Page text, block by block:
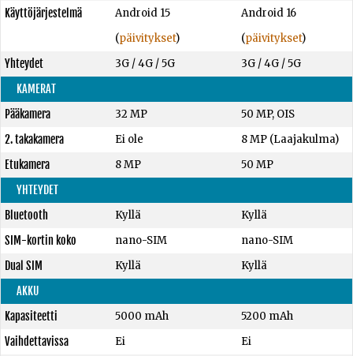
Käyttöjärjestelmä
Android 15
(päivitykset)
Android 16
(päivitykset)
Yhteydet
3G / 4G / 5G
3G / 4G / 5G
KAMERAT
Pääkamera
32 MP
50 MP, OIS
2. takakamera
Ei ole
8 MP (Laajakulma)
Etukamera
8 MP
50 MP
YHTEYDET
Bluetooth
Kyllä
Kyllä
SIM-kortin koko
nano-SIM
nano-SIM
Dual SIM
Kyllä
Kyllä
AKKU
Kapasiteetti
5000 mAh
5200 mAh
Vaihdettavissa
Ei
Ei